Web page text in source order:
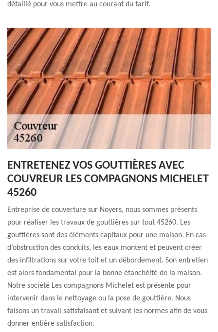
détaillé pour vous mettre au courant du tarif.
ENTRETENEZ VOS GOUTTIÈRES AVEC
COUVREUR LES COMPAGNONS MICHELET
45260
Entreprise de couverture sur Noyers, nous sommes présents
pour réaliser les travaux de gouttières sur tout 45260. Les
gouttières sont des éléments capitaux pour une maison. En cas
d’obstruction des conduits, les eaux montent et peuvent créer
des infiltrations sur votre toit et un débordement. Son entretien
est alors fondamental pour la bonne étanchéité de la maison.
Notre société Les compagnons Michelet est présente pour
intervenir dans le nettoyage ou la pose de gouttière. Nous
faisons un travail satisfaisant et suivant les normes afin de vous
donner entière satisfaction.